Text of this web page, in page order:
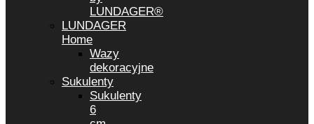
LUNDAGER®
LUNDAGER
Home
Wazy
dekoracyjne
Sukulenty
Sukulenty
6